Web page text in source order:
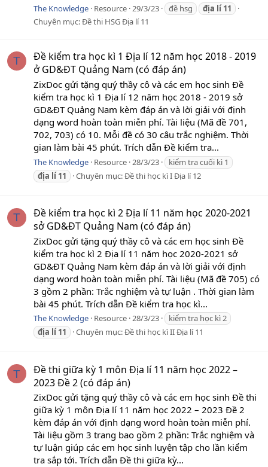
The Knowledge Resource 29/3/23 đề hsg địa lí 11
Chuyên mục:Đề thi HSG Địa lí 11
T
Đề kiểm tra học kì 1 Địa lí 12 năm học 2018 - 2019
ở GD&ĐT Quảng Nam (có đáp án)
ZixDoc gửi tặng quý thầy cô và các em học sinh Đề
kiểm tra học kì 1 Địa lí 12 năm học 2018 - 2019 sở
GD&ĐT Quảng Nam kèm đáp án và lời giải với định
dạng word hoàn toàn miễn phí. Tài liệu (Mã đề 701,
702, 703) có 10. Mỗi đề có 30 câu trắc nghiệm. Thời
gian làm bài 45 phút. Trích dẫn Đề kiểm tra...
The Knowledge Resource 28/3/23
kiểm tra cuối kì 1
địa lí 11 Chuyên mục:Đề thi học kì I Địa lí 12
T
Đề kiểm tra học kì 2 Địa lí 11 năm học 2020-2021
sở GD&ĐT Quảng Nam (có đáp án)
ZixDoc gửi tặng quý thầy cô và các em học sinh Đề
kiểm tra học kì 2 Địa lí 11 năm học 2020-2021 sở
GD&ĐT Quảng Nam kèm đáp án và lời giải với định
dạng word hoàn toàn miễn phí. Tài liệu (Mã đề 705) có
3 gồm 2 phần: Trắc nghiệm và tự luận . Thời gian làm
bài 45 phút. Trích dẫn Đề kiểm tra học kì...
The Knowledge Resource 28/3/23
kiểm tra học kì 2
địa lí 11 Chuyên mục:Đề thi học kì II Địa lí 11
T
Đề thi giữa kỳ 1 môn Địa lí 11 năm học 2022 –
2023 Đề 2 (có đáp án)
ZixDoc gửi tặng quý thầy cô và các em học sinh Đề thi
giữa kỳ 1 môn Địa lí 11 năm học 2022 – 2023 Đề 2
kèm đáp án với định dạng word hoàn toàn miễn phí.
Tài liệu gồm 3 trang bao gồm 2 phần: Trắc nghiệm và
tự luận giúp các em học sinh luyện tập cho lần kiểm
tra sắp tới. Trích dẫn Đề thi giữa kỳ...